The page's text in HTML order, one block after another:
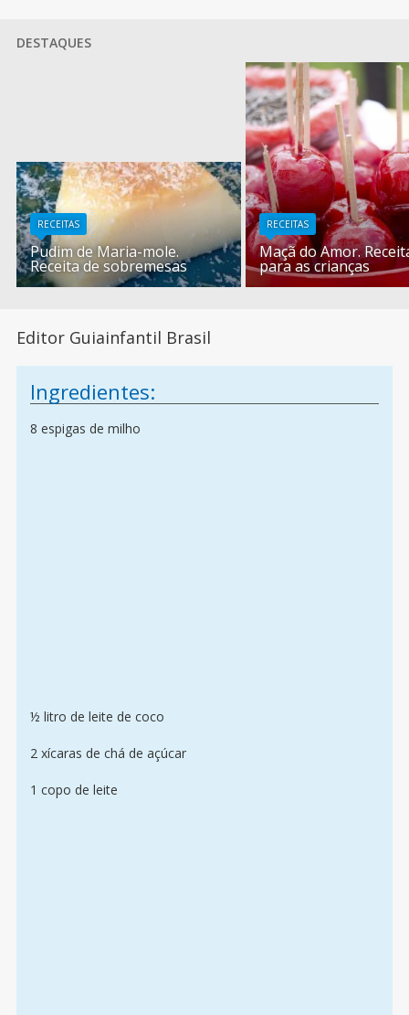
DESTAQUES
RECEITAS
Pudim de Maria-mole.
Receita de sobremesas
RECEITAS
Maçã do Amor.
para as crianças
Editor Guiainfantil Brasil
Ingredientes:
8 espigas de milho
½ litro de leite de coco
2 xícaras de chá de açúcar
1 copo de leite